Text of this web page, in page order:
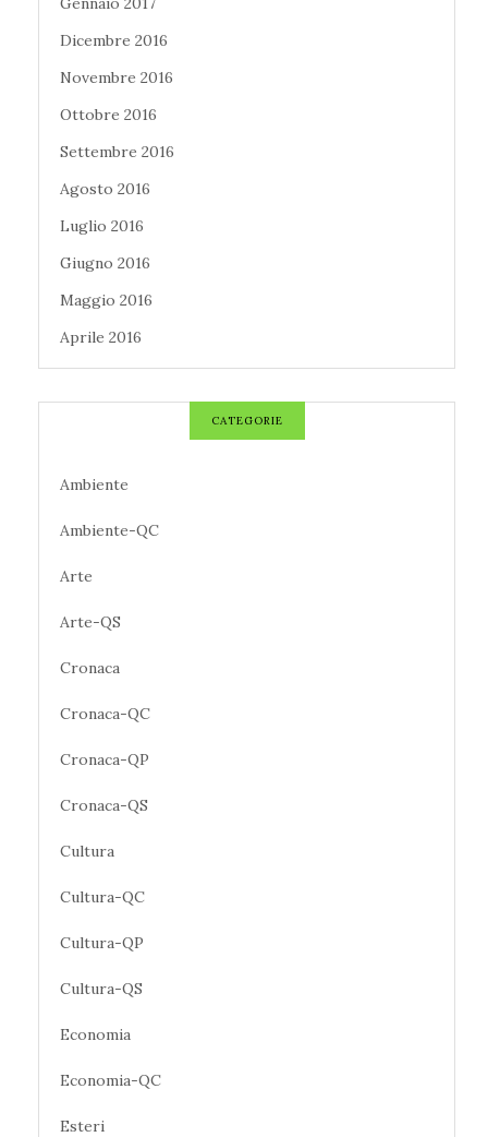
Dicembre 2016
Novembre 2016
Ottobre 2016
Settembre 2016
Agosto 2016
Luglio 2016
Giugno 2016
Maggio 2016
Aprile 2016
CATEGORIE
Ambiente
Ambiente-QC
Arte
Arte-QS
Cronaca
Cronaca-QC
Cronaca-QP
Cronaca-QS
Cultura
Cultura-QC
Cultura-QP
Cultura-QS
Economia
Economia-QC
Esteri